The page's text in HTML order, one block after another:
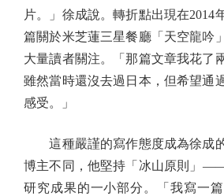
片。」徐成說。轉折點出現在2014
篇關於米芝蓮三星餐廳「天空龍吟
大量讀者關注。「那篇文章我花了
雖然當時還沒去過日本，但希望通
感受。」
這種嚴謹的寫作態度成為徐成
博主不同，他堅持「冰山原則」
研究成果的一小部分。「我寫一